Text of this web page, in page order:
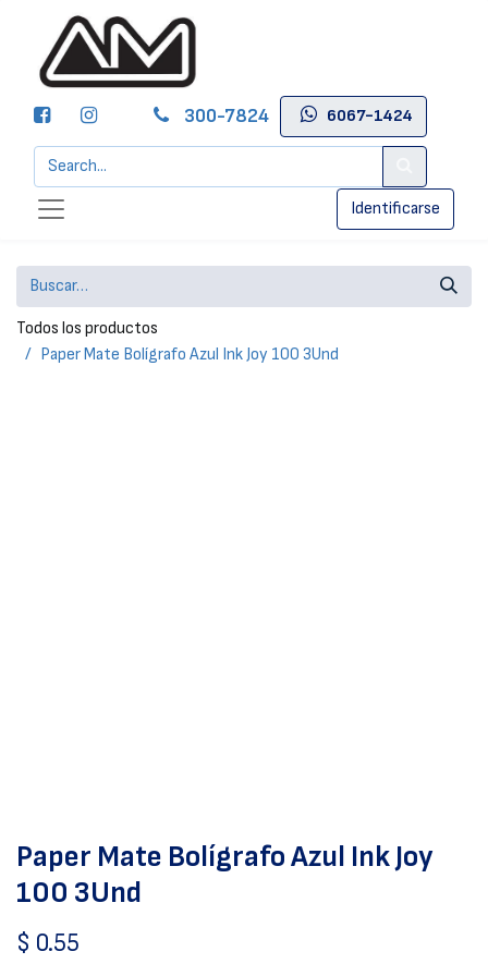
300-7824 6067-1424
Identificarse
Todos los productos
Paper Mate Bolígrafo Azul Ink Joy 100 3Und
Paper Mate Bolígrafo Azul Ink Joy
100 3Und
$ 0.55